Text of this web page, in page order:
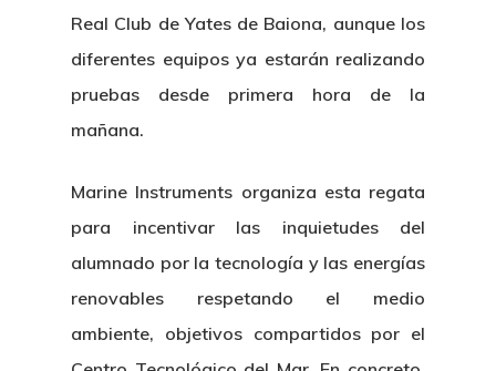
Real Club de Yates de Baiona, aunque los
diferentes equipos ya estarán realizando
pruebas desde primera hora de la
mañana.
Marine Instruments organiza esta regata
para incentivar las inquietudes del
alumnado por la tecnología y las energías
renovables respetando el medio
ambiente, objetivos compartidos por el